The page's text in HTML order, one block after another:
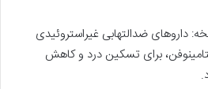
ضدالتهابی غیراستروئیدی
برای تسکین درد و کاهش